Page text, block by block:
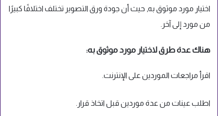
اختيار مورد موثوق به, حيث أن جودة ورق التصوير تختلف اختلافًا كبيرًا
من مورد إلى آخر.
هناك عدة طرق لاختيار مورد موثوق به:
اقرأ مراجعات الموردين على الإنترنت.
اطلب عينات من عدة موردين قبل اتخاذ قرار.